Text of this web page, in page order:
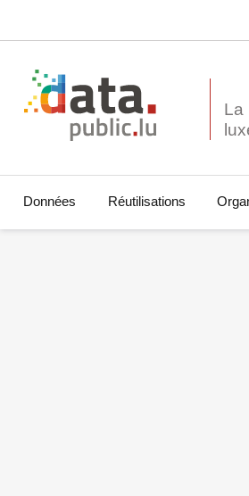
La
Données Réutilisations